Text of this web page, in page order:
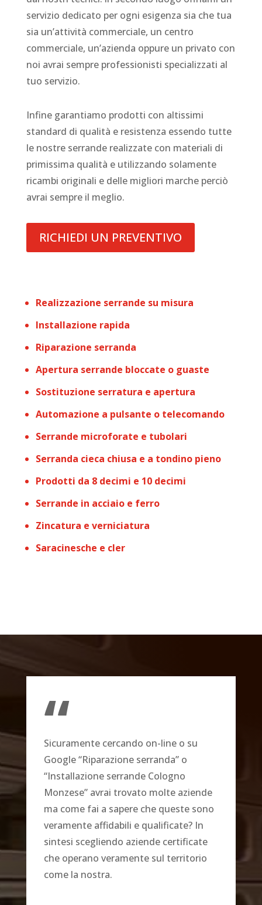
servizio dedicato per ogni esigenza sia che tua
sia un’attività commerciale, un centro
commerciale, un’azienda oppure un privato con
noi avrai sempre professionisti specializzati al
tuo servizio.
Infine garantiamo prodotti con altissimi
standard di qualità e resistenza essendo tutte
le nostre serrande realizzate con materiali di
primissima qualità e utilizzando solamente
ricambi originali e delle migliori marche perciò
avrai sempre il meglio.
RICHIEDI UN PREVENTIVO
Realizzazione serrande su misura
Installazione rapida
Riparazione serranda
Apertura serrande bloccate o guaste
Sostituzione serratura e apertura
Automazione a pulsante o telecomando
Serrande microforate e tubolari
Serranda cieca chiusa e a tondino pieno
Prodotti da 8 decimi e 10 decimi
Serrande in acciaio e ferro
Zincatura e verniciatura
Saracinesche e cler
“
Sicuramente cercando on-line o su
Google “Riparazione serranda” o
“Installazione serrande Cologno
Monzese” avrai trovato molte aziende
ma come fai a sapere che queste sono
veramente affidabili e qualificate? In
sintesi scegliendo aziende certificate
che operano veramente sul territorio
come la nostra.